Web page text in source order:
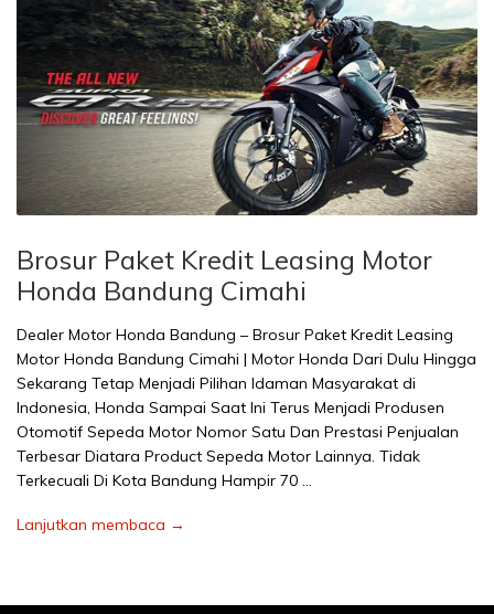
Brosur Paket Kredit Leasing Motor
Honda Bandung Cimahi
Dealer Motor Honda Bandung – Brosur Paket Kredit Leasing
Motor Honda Bandung Cimahi | Motor Honda Dari Dulu Hingga
Sekarang Tetap Menjadi Pilihan Idaman Masyarakat di
Indonesia, Honda Sampai Saat Ini Terus Menjadi Produsen
Otomotif Sepeda Motor Nomor Satu Dan Prestasi Penjualan
Terbesar Diatara Product Sepeda Motor Lainnya. Tidak
Terkecuali Di Kota Bandung Hampir 70 …
Lanjutkan membaca →